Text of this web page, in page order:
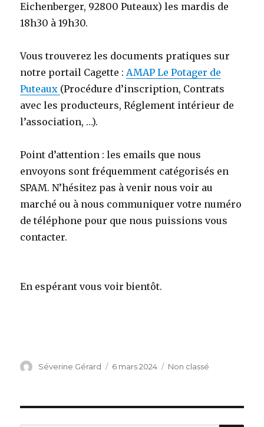
Eichenberger, 92800 Puteaux) les mardis de
18h30 à 19h30.
Vous trouverez les documents pratiques sur
notre portail Cagette :AMAP Le Potager de
Puteaux (Procédure d’inscription, Contrats
avec les producteurs, Réglement intérieur de
l’association, …).
Point d’attention : les emails que nous
envoyons sont fréquemment catégorisés en
SPAM. N’hésitez pas à venir nous voir au
marché ou à nous communiquer votre numéro
de téléphone pour que nous puissions vous
contacter.
En espérant vous voir bientôt.
Auteur
Séverine Gérard
Publié
6 mars 2024 Catégories
Non classé